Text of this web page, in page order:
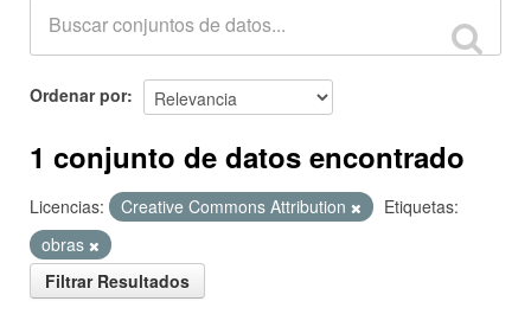
Ordenar por
1 conjunto de datos encontrado
Licencias: Creative Commons Attribution
Etiquetas:
obras
Filtrar Resultados